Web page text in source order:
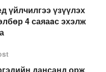
үйлчилгээ үзүүлэх
4 саяаaс эхэлж